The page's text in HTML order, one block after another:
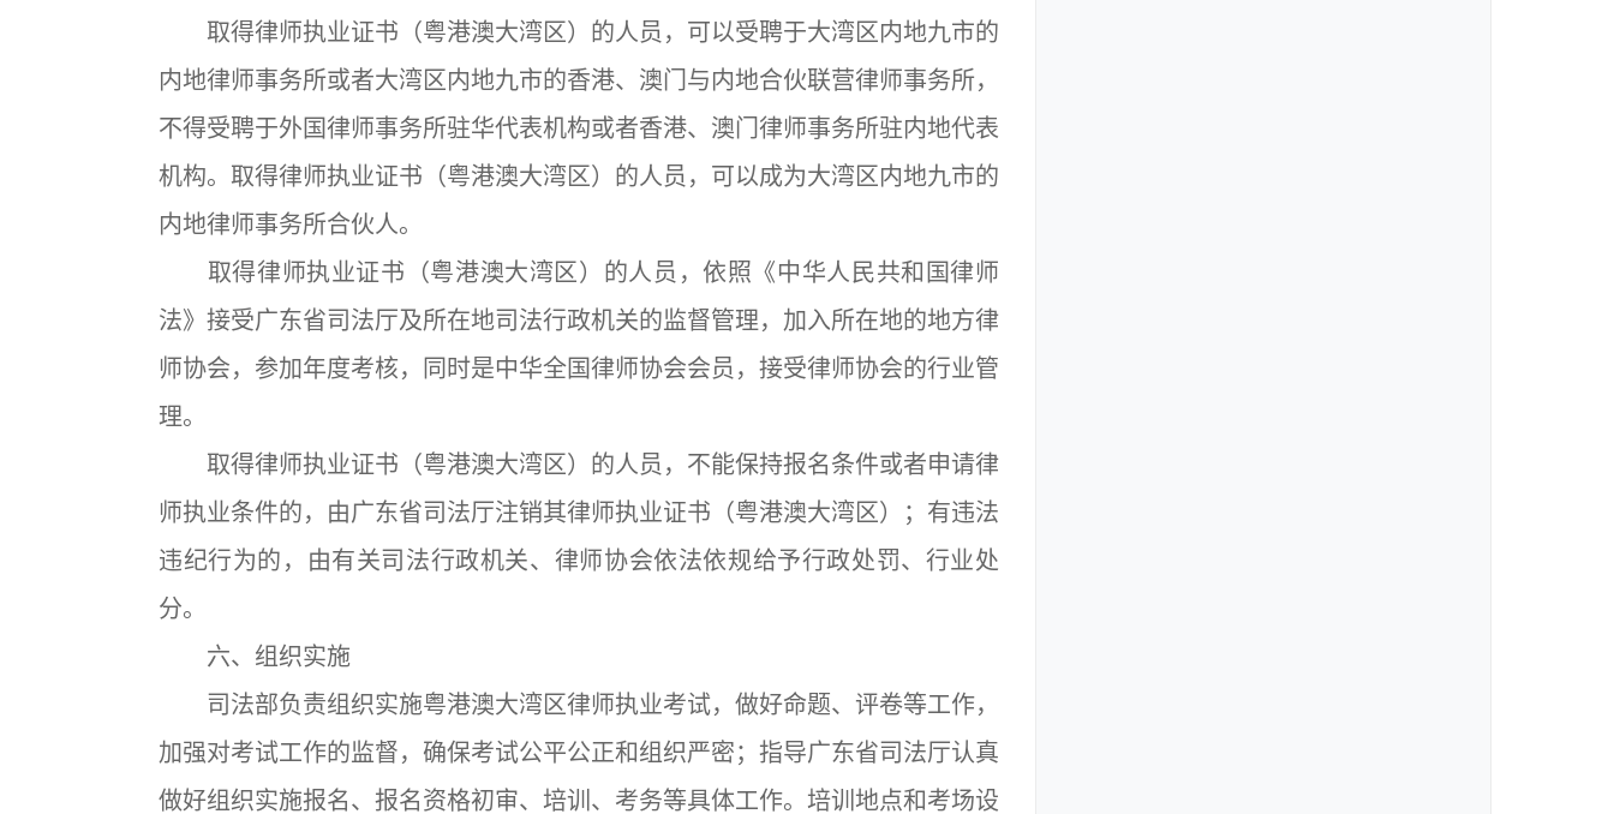
取得律师执业证书（粤港澳大湾区）的人员，可以受聘于大湾区内地九市的
内地律师事务所或者大湾区内地九市的香港、澳门与内地合伙联营律师事务所，
不得受聘于外国律师事务所驻华代表机构或者香港、澳门律师事务所驻内地代表
机构。取得律师执业证书（粤港澳大湾区）的人员，可以成为大湾区内地九市的
内地律师事务所合伙人。
取得律师执业证书（粤港澳大湾区）的人员，依照《中华人民共和国律师
法》接受广东省司法厅及所在地司法行政机关的监督管理，加入所在地的地方律
师协会，参加年度考核，同时是中华全国律师协会会员，接受律师协会的行业管
理。
取得律师执业证书（粤港澳大湾区）的人员，不能保持报名条件或者申请律
师执业条件的，由广东省司法厅注销其律师执业证书（粤港澳大湾区）；有违法
违纪行为的，由有关司法行政机关、律师协会依法依规给予行政处罚、行业处
分。
六、组织实施
司法部负责组织实施粤港澳大湾区律师执业考试，做好命题、评卷等工作，
加强对考试工作的监督，确保考试公平公正和组织严密；指导广东省司法厅认真
做好组织实施报名、报名资格初审、培训、考务等具体工作。培训地点和考场设